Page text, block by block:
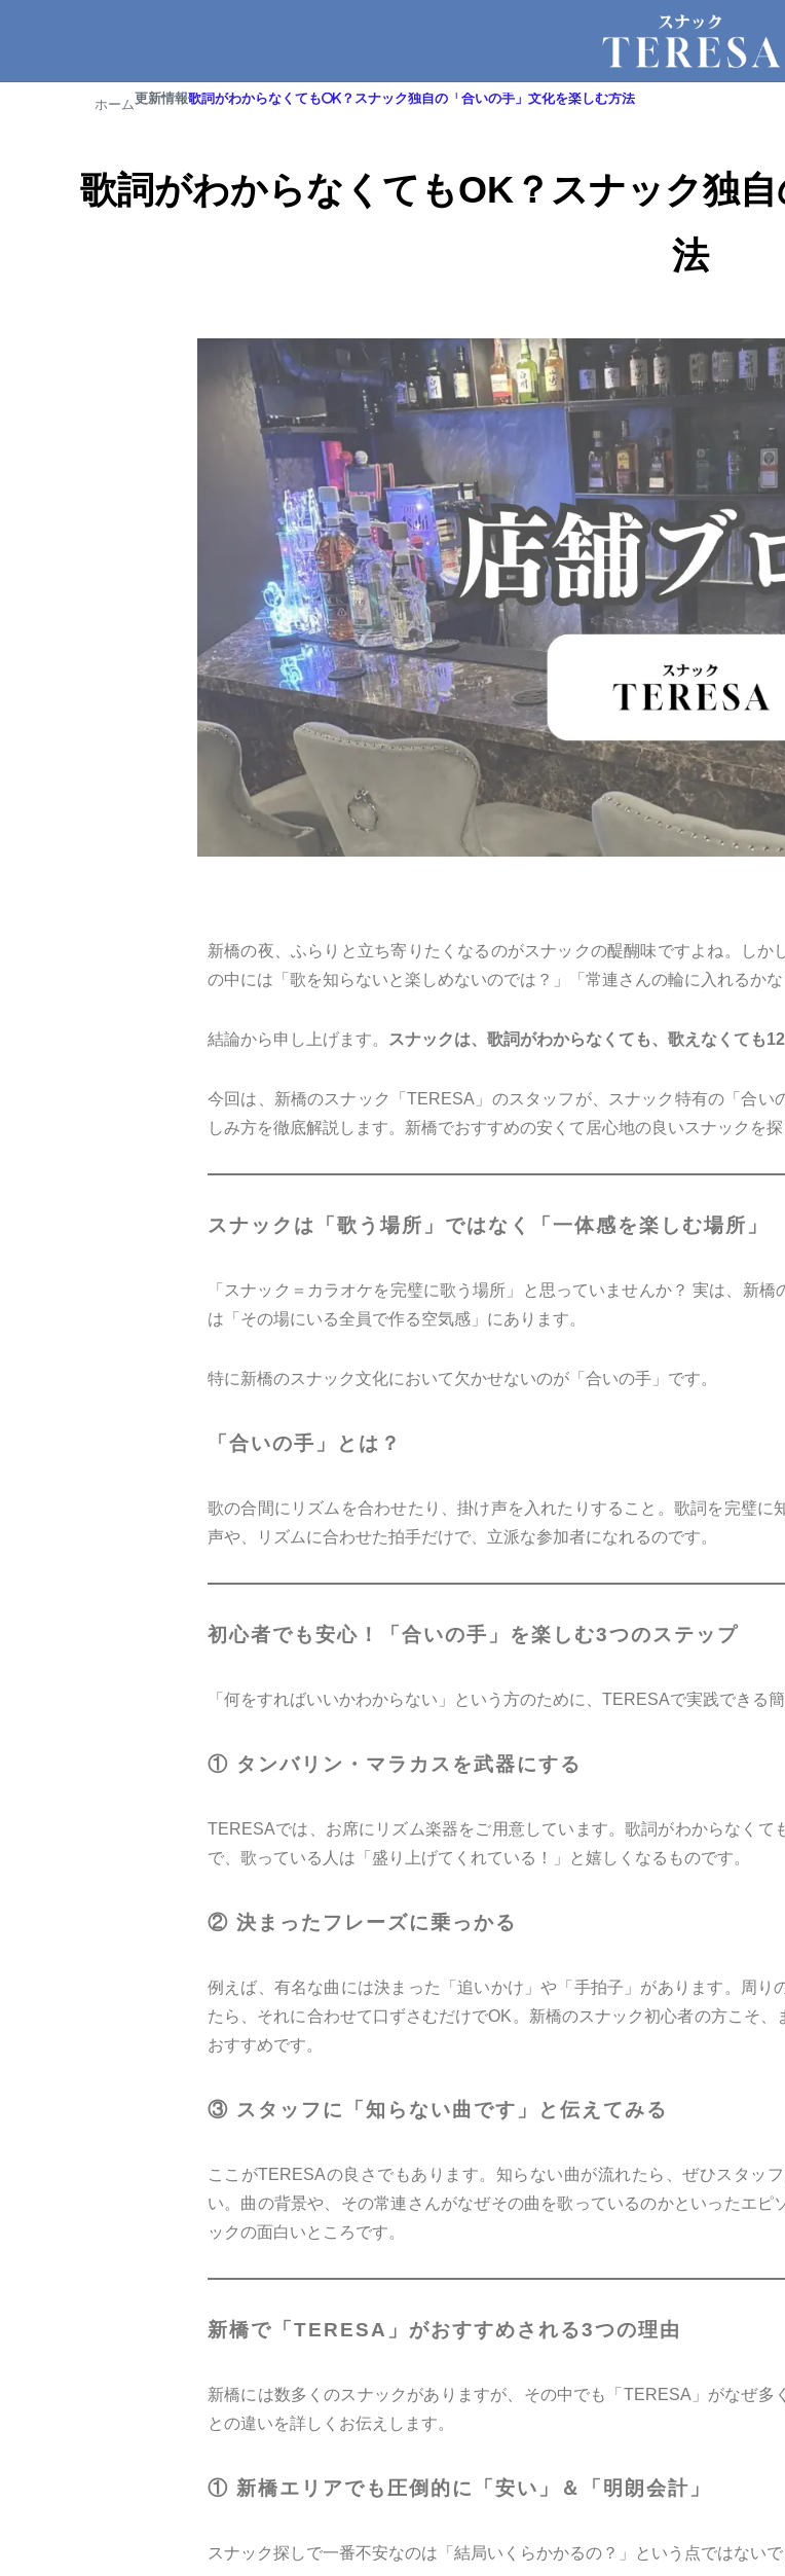
ホーム更新情報歌詞がわからなくてもOK？スナック独自の「合いの手」文化を楽しむ方法
歌詞がわからなくてもOK？スナック独
法
新橋の夜、ふらりと立ち寄りたくなるのがスナックの醍醐味ですよね。し
の中には「歌を知らないと楽しめないのでは？」「常連さんの輪に入れるか
結論から申し上げます。 スナックは、歌詞がわからなくても、歌えなくても
今回は、新橋のスナック「TERESA」のスタッフが、スナック特有の「合
しみ方を徹底解説します。新橋でおすすめの安くて居心地の良いスナックを
スナックは「歌う場所」ではなく「一体感を楽しむ場所」
「スナック＝カラオケを完璧に歌う場所」と思っていませんか？ 実は、新
は「その場にいる全員で作る空気感」にあります。
特に新橋のスナック文化において欠かせないのが「合いの手」です。
「合いの手」とは？
歌の合間にリズムを合わせたり、掛け声を入れたりすること。歌詞を完璧
声や、リズムに合わせた拍手だけで、立派な参加者になれるのです。
初心者でも安心！「合いの手」を楽しむ3つのステップ
「何をすればいいかわからない」という方のために、TERESAで実践できる
① タンバリン・マラカスを武器にする
TERESAでは、お席にリズム楽器をご用意しています。歌詞がわからなく
で、歌っている人は「盛り上げてくれている！」と嬉しくなるものです。
② 決まったフレーズに乗っかる
例えば、有名な曲には決まった「追いかけ」や「手拍子」があります。周
たら、それに合わせて口ずさむだけでOK。新橋のスナック初心者の方こそ
おすすめです。
③ スタッフに「知らない曲です」と伝えてみる
ここがTERESAの良さでもあります。知らない曲が流れたら、ぜひスタッ
い。曲の背景や、その常連さんがなぜその曲を歌っているのかといったエ
ックの面白いところです。
新橋で「TERESA」がおすすめされる3つの理由
新橋には数多くのスナックがありますが、その中でも「TERESA」がなぜ
との違いを詳しくお伝えします。
① 新橋エリアでも圧倒的に「安い」＆「明朗会計」
スナック探しで一番不安なのは「結局いくらかかるの？」という点ではないで